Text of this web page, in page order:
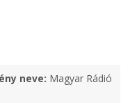
neve: Magyar Rádió